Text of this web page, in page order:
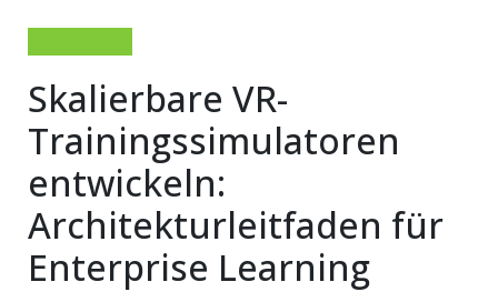
Skalierbare VR-
Trainingssimulatoren
entwickeln:
Architekturleitfaden für
Enterprise Learning